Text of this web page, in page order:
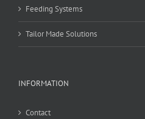
Feeding Systems
Tailor Made Solutions
INFORMATION
Contact